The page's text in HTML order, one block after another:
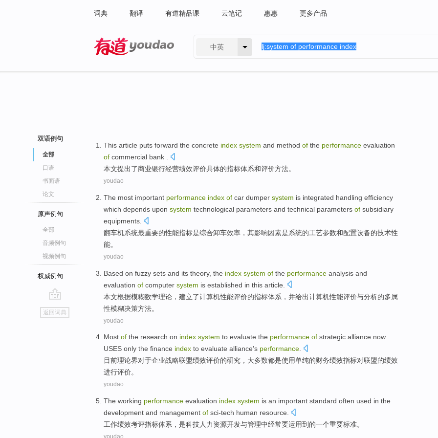
词典 翻译 有道精品课 云笔记 惠惠 更多产品
中英
双语例句
全部
口语
书面语
论文
原声例句
全部
音频例句
视频例句
权威例句
go
top
返回词典
This article puts forward the concrete index system and method of the performance evaluation
of commercial bank
本文提出了商业银行经营绩效评价具体的指标体系和评价方法。
youdao
The most important performance index of car dumper system is integrated handling efficiency
which depends upon system technological parameters and technical parameters of subsidiary
equipments
翻车机系统最重要的性能指标是综合卸车效率 ，其影响因素是系统的工艺参数和配置设备的技术性
能。
youdao
Based on fuzzy sets and its theory, the index system of the performance analysis and
evaluation of computer system is established in this article.
本文根据模糊数学理论 ， 建立了计算机性能评价的指标体系 ，并给出计算机性能评价与分析的多属
性模糊决策方法。
youdao
Most of the research on index system to evaluate the performance of strategic alliance now
USES only the finance index to evaluate alliance's performance.
目前理论界对于企业战略联盟绩效评价的研究 ， 大多数都是使用单纯的财务绩效指标对联盟的绩效
进行评价。
youdao
The working performance evaluation index system is an important standard often used in the
development and management of sci-tech human resource
工作绩效考评指标体系 ， 是科技人力资源开发与管理中经常要运用到 的一个重要标准。
youdao